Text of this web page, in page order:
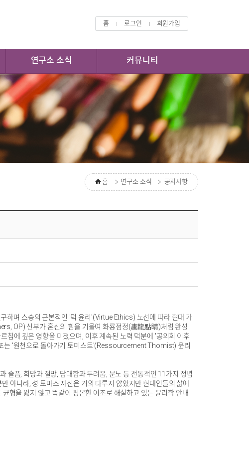
홈 로그인 회원가입
연구소 소식 커뮤니티
홈 연구소 소식 공지사항
하며 스승의 근본적인 '덕 윤리'(Virtue Ethics) 노선에 따라 현대 가
OP) 신부가 혼신의 힘을 기울여 화룡점정(畵龍點睛)처럼 완성
침에 깊은 영향을 미쳤으며, 이후 계속된 노력 덕분에 '공의회 이후
는 '원천으로 돌아가기 토미스트'(Ressourcement Thomist) 윤리
슬픔, 희망과 절망, 담대함과 두려움, 분노 등 전통적인 11가지 정념
아니라, 성 토마스 자신은 거의 다루지 않았지만 현대인들의 삶에
형을 잃지 않고 똑같이 평온한 어조로 해설하고 있는 윤리학 안내